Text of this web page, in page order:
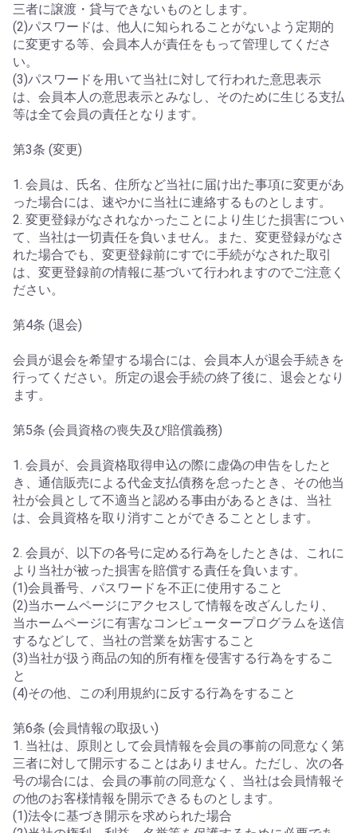
三者に譲渡・貸与できないものとします。
(2)パスワードは、他人に知られることがないよう定期的
に変更する等、会員本人が責任をもって管理してくださ
い。
(3)パスワードを用いて当社に対して行われた意思表示
は、会員本人の意思表示とみなし、そのために生じる支払
等は全て会員の責任となります。
第3条 (変更)
1. 会員は、氏名、住所など当社に届け出た事項に変更があ
った場合には、速やかに当社に連絡するものとします。
2. 変更登録がなされなかったことにより生じた損害につい
て、当社は一切責任を負いません。また、変更登録がなさ
れた場合でも、変更登録前にすでに手続がなされた取引
は、変更登録前の情報に基づいて行われますのでご注意く
ださい。
第4条 (退会)
会員が退会を希望する場合には、会員本人が退会手続きを
行ってください。所定の退会手続の終了後に、退会となり
ます。
第5条 (会員資格の喪失及び賠償義務)
1. 会員が、会員資格取得申込の際に虚偽の申告をしたと
き、通信販売による代金支払債務を怠ったとき、その他当
社が会員として不適当と認める事由があるときは、当社
は、会員資格を取り消すことができることとします。
2. 会員が、以下の各号に定める行為をしたときは、これに
より当社が被った損害を賠償する責任を負います。
(1)会員番号、パスワードを不正に使用すること
(2)当ホームページにアクセスして情報を改ざんしたり、
当ホームページに有害なコンピュータープログラムを送信
するなどして、当社の営業を妨害すること
(3)当社が扱う商品の知的所有権を侵害する行為をするこ
と
(4)その他、この利用規約に反する行為をすること
第6条 (会員情報の取扱い)
1. 当社は、原則として会員情報を会員の事前の同意なく第
三者に対して開示することはありません。ただし、次の各
号の場合には、会員の事前の同意なく、当社は会員情報そ
の他のお客様情報を開示できるものとします。
(1)法令に基づき開示を求められた場合